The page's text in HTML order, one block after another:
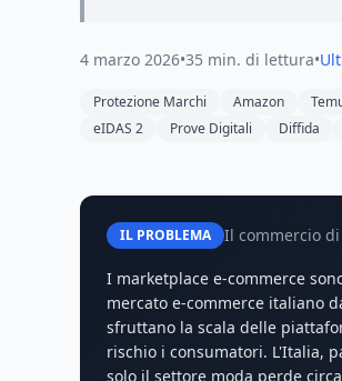
4 marzo 2026•35 min. di lettura•
Protezione Marchi Amazon
eIDAS 2
Prove Digitali Diffida
IL PROBLEMA Il commercio
I marketplace e-commerce
mercato e-commerce italiano
sfruttano la scala delle
rischio i consumatori. L'Italia,
solo il settore moda perde circa